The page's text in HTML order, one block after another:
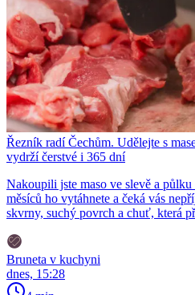
Řezník radí Čechům. Udělejte s
vydrží čerstvé i 365 dní
Nakoupili jste maso ve slevě a
měsíců ho vytáhnete a čeká vás
skvrny, suchý povrch a chuť, která
Bruneta v kuchyni
dnes, 15:28